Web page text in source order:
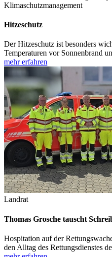
Klimaschutzmanagement
Hitzeschutz
Der Hitzeschutz ist besonders
Temperaturen vor Sonnenbrand
mehr erfahren
Landrat
Thomas Grosche tauscht
Hospitation auf der
den Alltag des Rettungsdienstes